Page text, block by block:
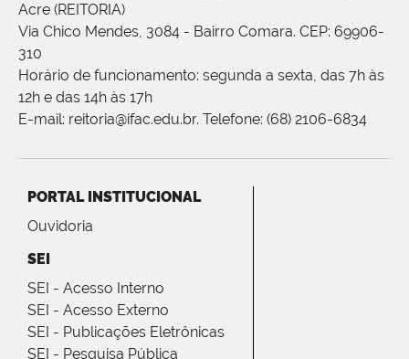
Acre (REITORIA)
Via Chico Mendes, 3084 - Bairro Comara. CEP: 69906-
310
Horário de funcionamento: segunda a sexta, das 7h às
12h e das 14h às 17h
E-mail: reitoria@ifac.edu.br. Telefone: (68) 2106-6834
PORTAL INSTITUCIONAL
Ouvidoria
SEI
SEI - Acesso Interno
SEI - Acesso Externo
SEI - Publicações Eletrônicas
SEI - Pesquisa Pública